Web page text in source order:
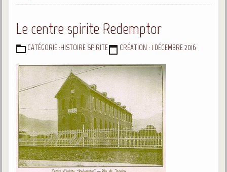
Bibliothèque spirite
Bulletins "Le Spiritisme"
Journal trimestriel
Newsletters
trimestrielles
Sujets du mois
Citations
Le centre spirite Redemptor
DÉTAILSCATÉGORIE :HISTOIRE SPIRITE CRÉATION : 1 DÉCEMBRE 2016